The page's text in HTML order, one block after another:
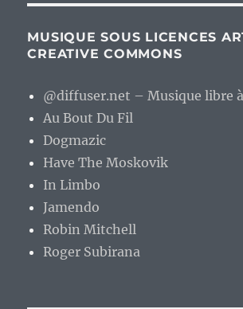
MUSIQUE SOUS LICENCES
CREATIVE COMMONS
@diffuser.net – Musique libre
Au Bout Du Fil
Dogmazic
Have The Moskovik
In Limbo
Jamendo
Robin Mitchell
Roger Subirana